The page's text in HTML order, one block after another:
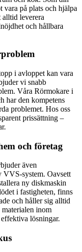
vara på plats och hjälpa
alltid leverera
och hållbara
i avloppet kan vara
vi snabb
Våra Rörmokare i
har den kompetens
problemet. Hos oss
prissättning –
och företag
även
VVS-system. Oavsett
ny diskmaskin
i fastigheten, finns
och håller sig alltid
materialen inom
lösningar.